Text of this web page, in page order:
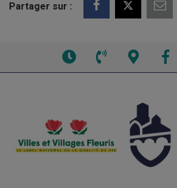
Partager sur :
Voir
téléphone